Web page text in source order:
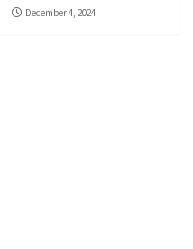
December 4, 2024